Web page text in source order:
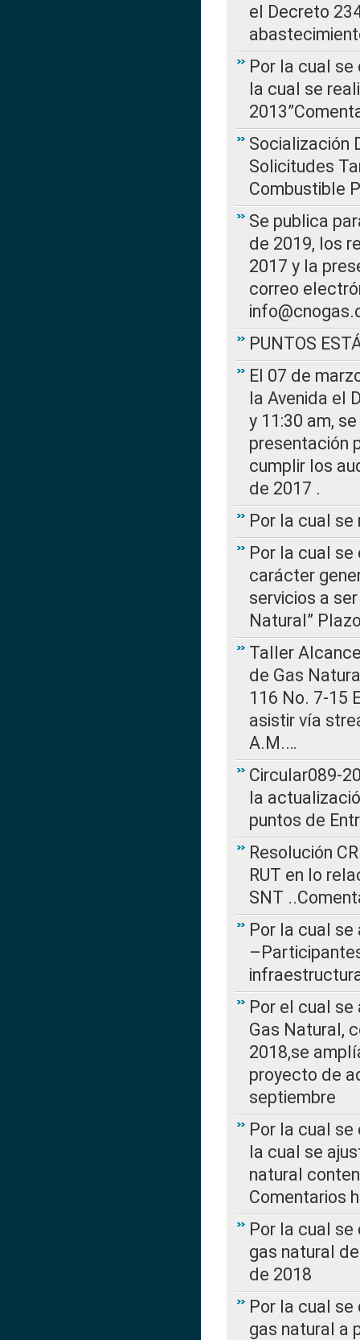
el Decreto
Por la cual se
la cual se
Socialización
Solicitudes
Combustible
Se publica
de 2019, los
2017 y la
correo
PUNTOS
El 07 de
la Avenida el
y 11:30 am,
presentación
cumplir los
de 2017 .
Por la cual se
Por la cual
carácter
servicios a
Natural”
Taller
de Gas
116 No. 7-15
asistir vía
A.M.…
Circular089-
la
puntos de
Resolución
RUT en lo
SNT
Por la cual se
Por el cual
Gas Natural,
2018,se
proyecto de
septiembre
Por la cual se
la cual se
natural
Comentarios
Por la cual
gas natural
de 2018
Por la cual
gas natural a